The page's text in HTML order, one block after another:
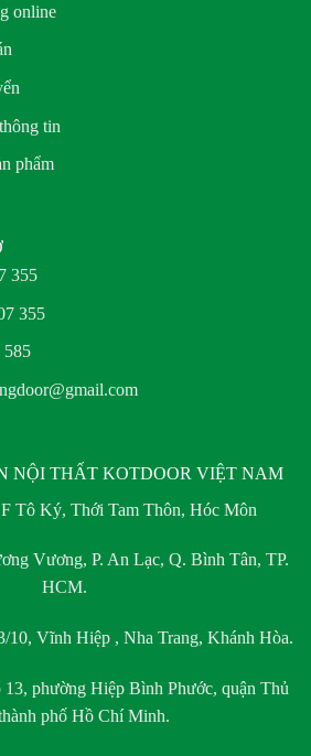
online
tin
phẩm
355
355
585
NỘI THẤT KOTDOOR VIỆT NAM
Tô Ký, Thới Tam Thôn, Hóc Môn
Vương, P. An Lạc, Q. Bình Tân, TP.
HCM.
10, Vĩnh Hiệp , Nha Trang, Khánh Hòa.
phường Hiệp Bình Phước, quận Thủ
phố Hồ Chí Minh.